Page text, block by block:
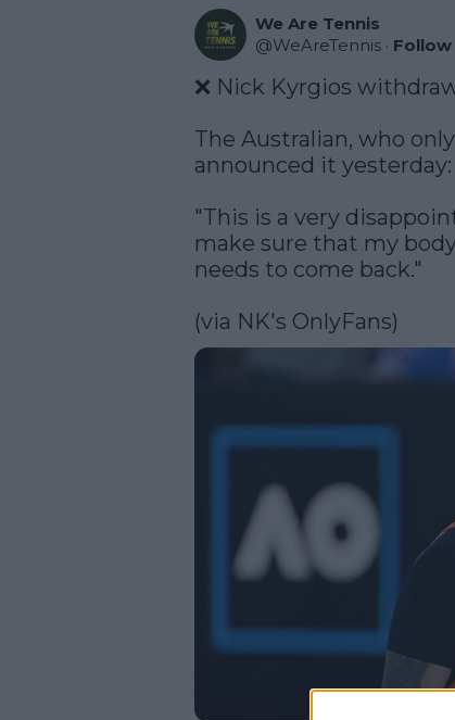
We Are Tennis
@WeAreTennis · Follow
❌ Nick Kyrgios
The Australian, who
announced it yesterday:
"This is a very
make sure that my
needs to come back."
(via NK's OnlyFans)